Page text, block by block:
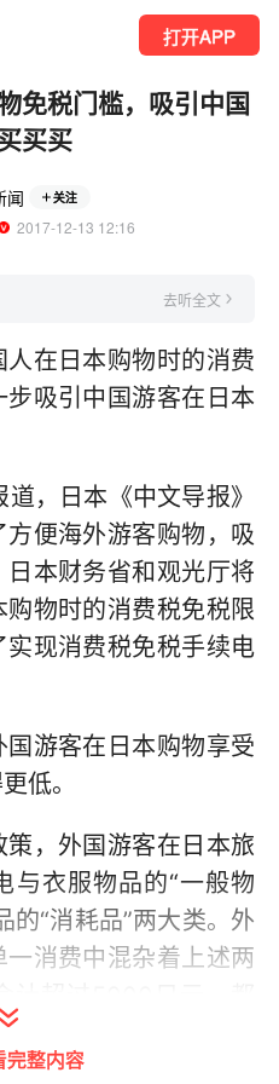
打开APP
免税门槛，吸引中国
买买
闻 关注
  2017-12-13 12:16
去听全文
人在日本购物时的消费
吸引中国游客在日本
，日本《中文导报》
便海外游客购物，吸
本财务省和观光厅将
物时的消费税免税限
现消费税免税手续电
游客在日本购物享受
低。
，外国游客在日本旅
与衣服物品的“一般物
的“消耗品”两大类。外
消费中混杂着上述两
个类别的消费品分开
日元才能办理免
完整内容